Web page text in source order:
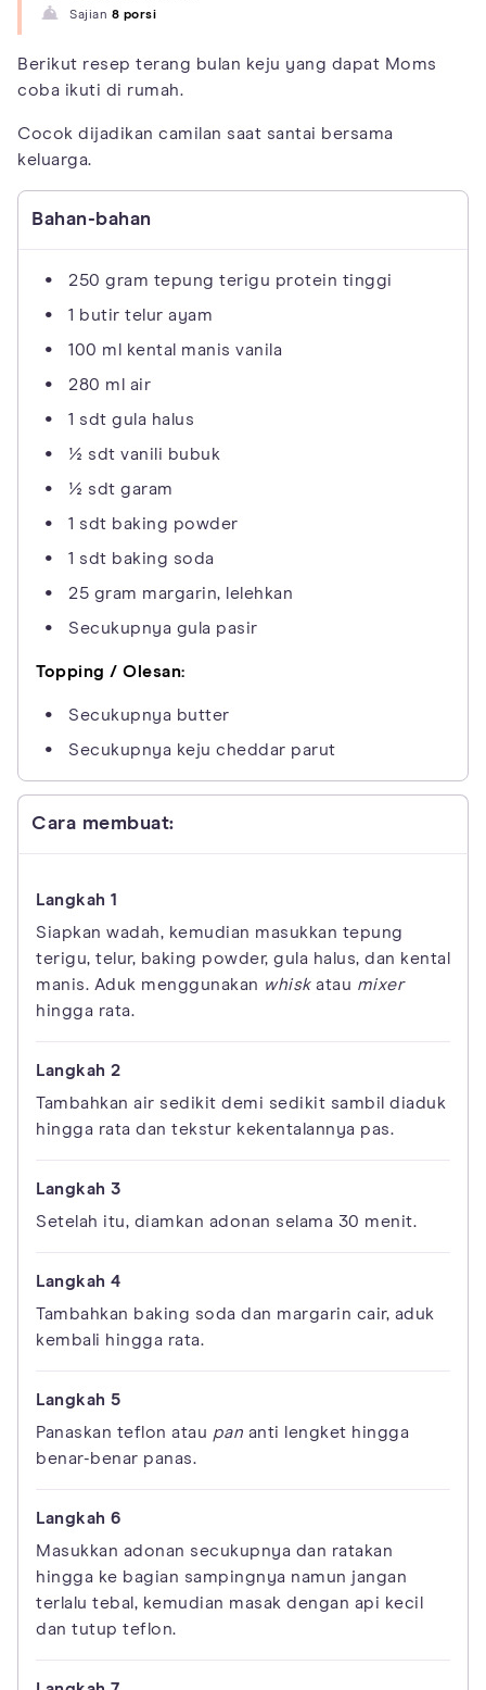
Sajian 8 porsi
Berikut resep terang bulan keju yang dapat Moms
coba ikuti di rumah.
Cocok dijadikan camilan saat santai bersama
keluarga.
Bahan-bahan
250 gram tepung terigu protein tinggi
1 butir telur ayam
100 ml kental manis vanila
280 ml air
1 sdt gula halus
½ sdt vanili bubuk
½ sdt garam
1 sdt baking powder
1 sdt baking soda
25 gram margarin, lelehkan
Secukupnya gula pasir
Topping / Olesan:
Secukupnya butter
Secukupnya keju cheddar parut
Cara membuat:
Siapkan wadah, kemudian masukkan tepung
terigu, telur, baking powder, gula halus, dan kental
manis. Aduk menggunakan whiskatau mixer
hingga rata.
Tambahkan air sedikit demi sedikit sambil diaduk
hingga rata dan tekstur kekentalannya pas.
Setelah itu, diamkan adonan selama 30 menit.
Tambahkan baking soda dan margarin cair, aduk
kembali hingga rata.
Panaskan teflon atau pan anti lengket hingga
benar-benar panas.
Masukkan adonan secukupnya dan ratakan
hingga ke bagian sampingnya namun jangan
terlalu tebal, kemudian masak dengan api kecil
dan tutup teflon.